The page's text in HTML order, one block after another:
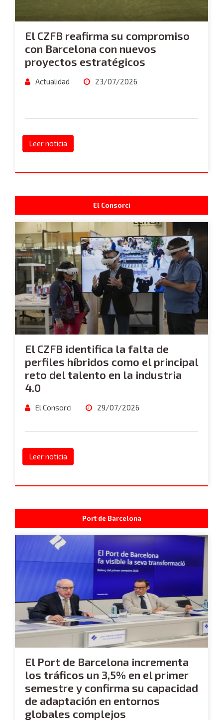
El CZFB reafirma su compromiso
con Barcelona con nuevos
proyectos estratégicos
Actualidad 23/07/2026
Leer noticia
El Consorci
El CZFB identifica la falta de
perfiles híbridos como el principal
reto del talento en la industria
4.0
El Consorci 29/07/2026
Leer noticia
Port de Barcelona
El Port de Barcelona incrementa
los tráficos un 3,5% en el primer
semestre y confirma su capacidad
de adaptación en entornos
globales complejos